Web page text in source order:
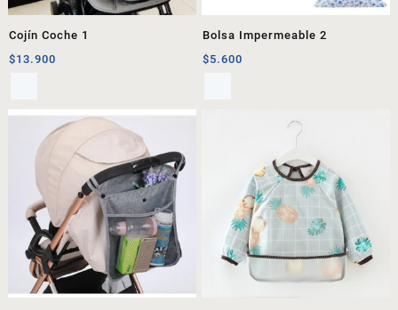
Cojín Coche 1
$13.900
Bolsa Impermeable 2
$5.600